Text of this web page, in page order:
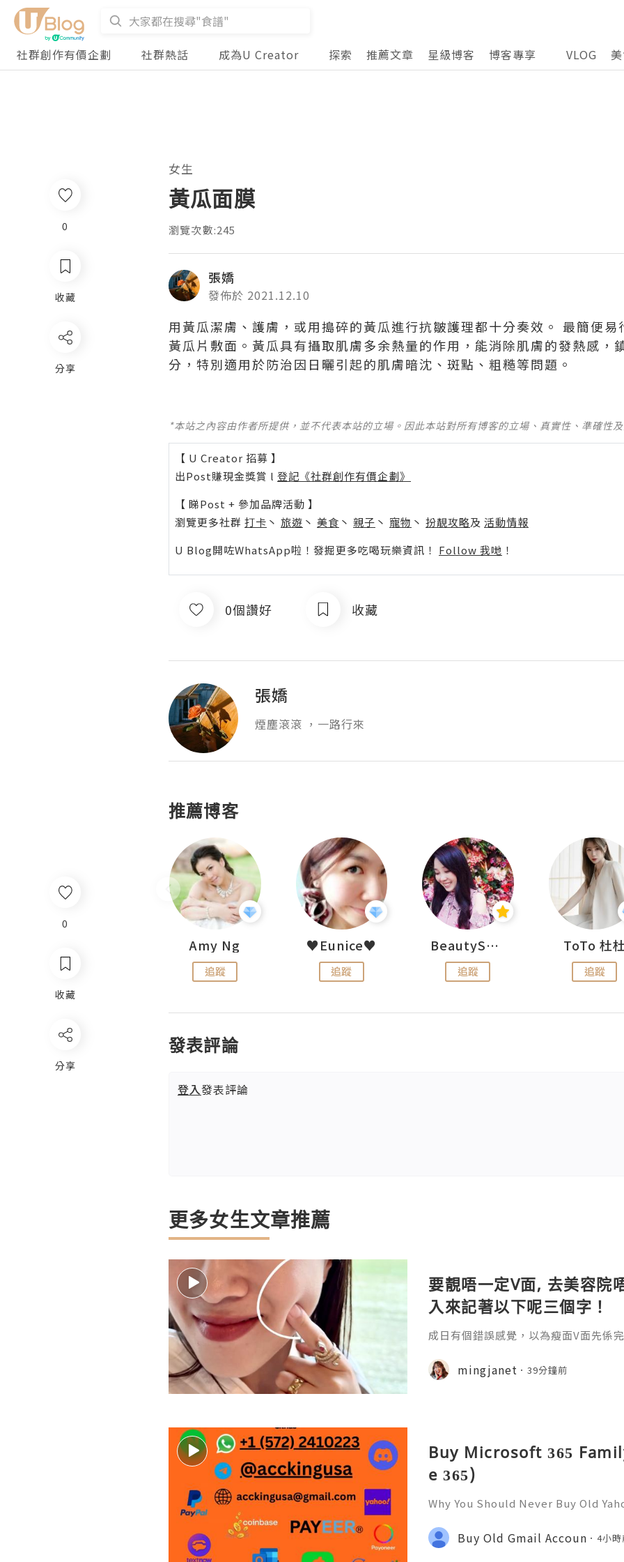
社群創作有價企劃 社群熱話 成為U Creator 探索 推薦文章 星級博客 博客專享 VLOG
0
收藏
分享
女生
黃瓜面膜
瀏覽次數:245
張嬌
發佈於 2021.12.10
用黃瓜潔膚、護膚，或用搗碎的黃瓜進行抗皺護理都十分奏效。 最簡便
黃瓜片敷面。黃瓜具有攝取肌膚多余熱量的作用，能消除肌膚的發熱感，
分，特別適用於防治因日曬引起的肌膚暗沈、斑點、粗糙等問題。 ​ ​​​
*本站之內容由作者所提供，並不代表本站的立場。因此本站對所有博客的立場、真實性、準確性
【 U Creator 招募 】
出Post賺現金獎賞 l 登記《社群創作有價企劃》
【 睇Post + 參加品牌活動 】
瀏覽更多社群 打卡 丶 旅遊 丶 美食 丶 親子 丶 寵物 丶 扮靚攻略及 活動情報
U Blog開咗WhatsApp啦！發掘更多吃喝玩樂資訊！ Follow 我哋 ！
0個讚好 收藏
張嬌
煙塵滾滾 ，一路行來
推薦博客
Amy Ng
追蹤
♥Eunice♥
追蹤
BeautySearch
追蹤
ToTo 杜
追蹤
發表評論
登入發表評論
更多女生文章推薦
要靚唔一定V面, 去美容院
入來記著以下呢三個字！
成日有個錯誤感覺，以為瘦面V面先係
療程係=做Duo Tite + Oligio 呢2部機
mingjanet 39分鐘前
Buy Microsoft 365
e 365)
Why You Should Never Buy Old
onal communication, business
ccount recovery. Because of
Buy Old Gmail Accoun 4小
0
收藏
分享